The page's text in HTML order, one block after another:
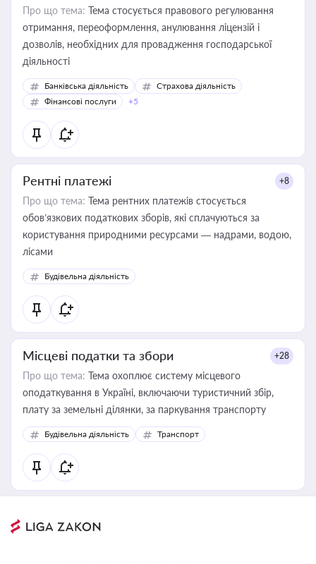
Про що тема: Тема стосується правового регулювання
отримання, переоформлення, анулювання ліцензій і
дозволів, необхідних для провадження господарської
діяльності
Банківська діяльність
Страхова діяльність
Фінансові послуги
+5
Рентні платежі +8
Про що тема: Тема рентних платежів стосується
обов’язкових податкових зборів, які сплачуються за
користування природними ресурсами — надрами, водою,
лісами
Будівельна діяльність
Місцеві податки та збори +28
Про що тема: Тема охоплює систему місцевого
оподаткування в Україні, включаючи туристичний збір,
плату за земельні ділянки, за паркування транспорту
Будівельна діяльність Транспорт